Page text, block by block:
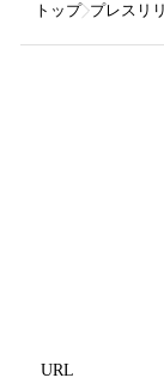
トップ プレスリ
URL